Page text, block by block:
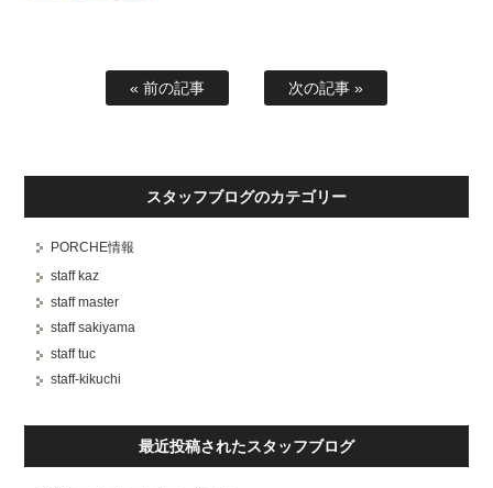
« 前の記事 次の記事 »
スタッフブログのカテゴリー
PORCHE情報
staff kaz
staff master
staff sakiyama
staff tuc
staff-kikuchi
最近投稿されたスタッフブログ